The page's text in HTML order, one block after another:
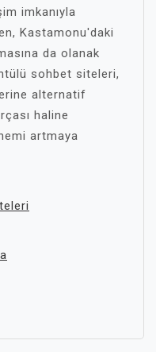
imkanıyla
Kastamonu'daki
da olanak
sohbet siteleri,
alternatif
haline
artmaya